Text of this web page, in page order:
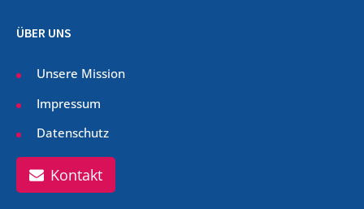
ÜBER UNS
Unsere Mission
Impressum
Datenschutz
Kontakt